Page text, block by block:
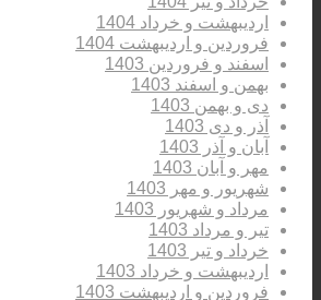
اردیبهشت و خرداد 1404
فروردین و اردیبهشت 1404
اسفند و فروردین 1403
بهمن و اسفند 1403
دی و بهمن 1403
آذر و دی 1403
آبان و آذر 1403
مهر و آبان 1403
شهریور و مهر 1403
مرداد و شهریور 1403
تیر و مرداد 1403
خرداد و تیر 1403
اردیبهشت و خرداد 1403
فروردین و اردیبهشت 1403